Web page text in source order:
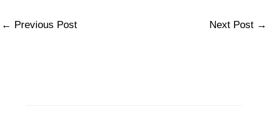
← Previous Post Next Post →